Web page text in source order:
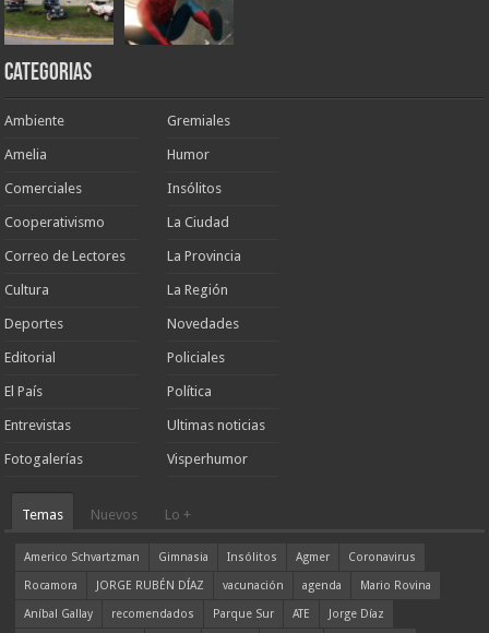
Categorias
Ambiente
Amelia
Comerciales
Cooperativismo
Correo de Lectores
Cultura
Deportes
Editorial
El País
Entrevistas
Fotogalerías
Gremiales
Humor
Insólitos
La Ciudad
La Provincia
La Región
Novedades
Policiales
Política
Ultimas noticias
Visperhumor
Temas Nuevos Lo +
Americo Schvartzman Gimnasia Insólitos Agmer
Coronavirus
Rocamora
JORGE RUBÉN DÍAZ vacunación agenda
Mario Rovina
Aníbal Gallay
recomendados Parque Sur ATE
Jorge Díaz